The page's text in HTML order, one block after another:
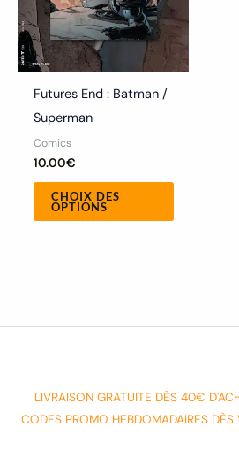
Futures End : Batman /
Superman
Comics
10.00€
CHOIX DES
OPTIONS
être
choisies
sur
LIVRAISON GRATUITE DÈS 40€
CODES PROMO HEBDOMADAIRES DÈS